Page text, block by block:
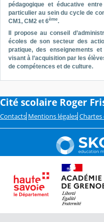
pédagogique et éducative
particulier au sein du cycle de
CM1, CM2 et 6ème.
Il propose au conseil
écoles de son secteur des
pratique, des enseignements
visant à l’acquisition par les
de compétences et de culture.
Cité scolaire Roger
Contacts Mentions légales